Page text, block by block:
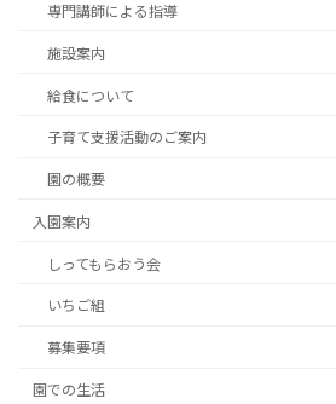
専門講師による指導
施設案内
給食について
子育て支援活動のご案内
園の概要
入園案内
しってもらおう会
いちご組
募集要項
園での生活